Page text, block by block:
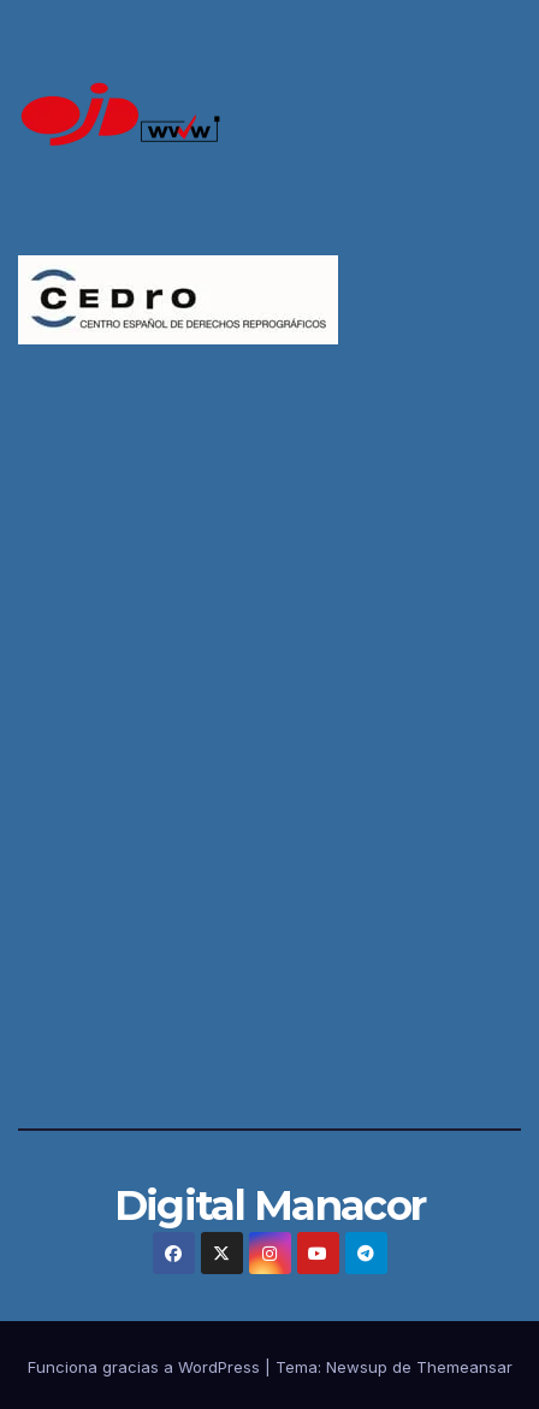
Digital Manacor
Funciona gracias a WordPress Tema: Newsup de Themeansar